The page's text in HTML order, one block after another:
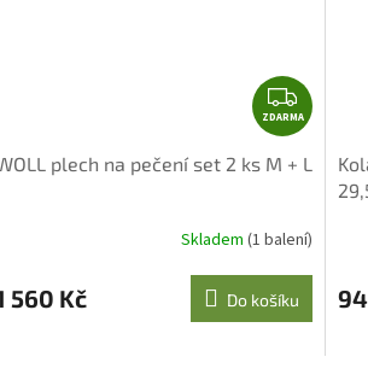
Z
D
A
A
ZDARMA
plech na pečení set 2 ks M + L
Skladem (1 balení)
560 Kč Do košíku